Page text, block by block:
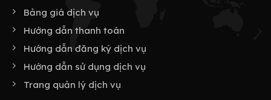
Bảng giá dịch vụ
Hướng dẫn thanh toán
Hướng dẫn đăng ký dịch vụ
Hướng dẫn sử dụng dịch vụ
Trang quản lý dịch vụ